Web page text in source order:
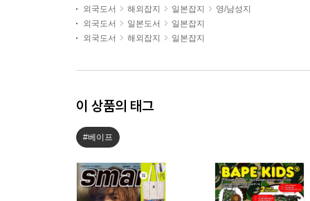
외국도서
해외잡지 일본잡지
영/남성지
외국도서
일본도서
일본잡지
외국도서
해외잡지 일본잡지
이 상품의 태그
#베이프